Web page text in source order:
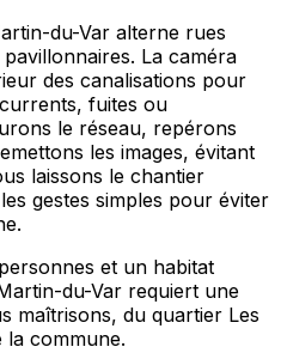
du-Var alterne rues
La caméra
des canalisations pour
fuites ou
le réseau, repérons
les images, évitant
laissons le chantier
gestes simples pour éviter
et un habitat
du-Var requiert une
maîtrisons, du quartier Les
la commune.